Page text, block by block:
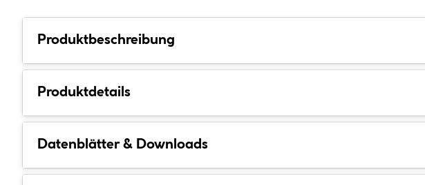
Produktbeschreibung
Produktdetails
Datenblätter & Downloads